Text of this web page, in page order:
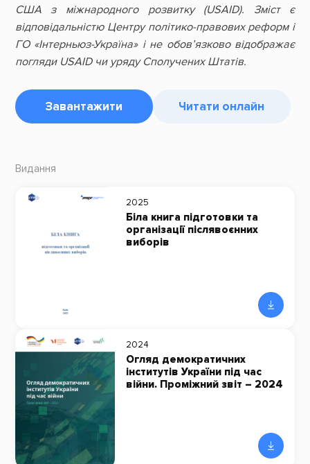
США з міжнародного розвитку (USAID). Зміст є
відповідальністю Центру політико-правових реформ і
ГО «Інтерньюз-Україна» і не обов’язково відображає
погляди USAID чи уряду Сполучених Штатів.
Завантажити Читати онлайн
Видання
2025
Біла книга підготовки та
організації післявоєнних
виборів
2024
Огляд демократичних
інститутів України під час
війни. Проміжний звіт – 2024